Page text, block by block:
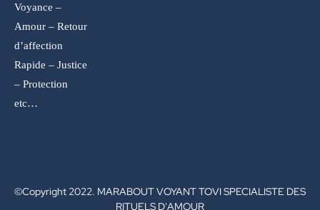
Voyance –
Amour – Retour
d’affection
Rapide – Justice
– Protection
etc…
©Copyright 2022. MARABOUT VOYANT TOVI SPECIALISTE DES
RITUELS D'AMOUR